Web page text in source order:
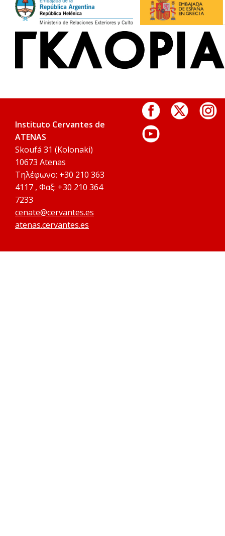
Instituto Cervantes de
ATENAS
Skoufá 31 (Kolonaki)
10673 Atenas
Τηλέφωνο: +30 210 363
4117 , Φαξ: +30 210 364
7233
cenate@cervantes.es
atenas.cervantes.es